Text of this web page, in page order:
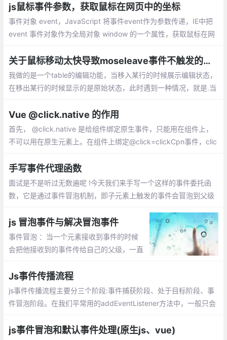
ener() 的第三个参数可以是个对象值了。pa
ssive就是告诉浏览器我可不可以用stopPro
pagation...
js鼠标事件参数，获取鼠标在网页中的坐标
事件对象 event，JavaScript 将事件event作为参数传递，IE中把
event 事件对象作为全局对象 window 的一个属性，获取鼠标在网
关于鼠标移动太快导致moseleave事件不触发的问题
我做的是一个table的编辑功能，当移入某行的时候展示编辑状态，
在移出某行的时候显示的是原始状态，此时遇到一种情况，就是.当
的mouseleave事件压根儿就没有执行。
Vue @click.native 的作用
首先， @click.native 是给组件绑定原生事件，只能用在组件上，
不可以用在原生元素上。在组件上绑定@click=clickCpn事件，clic
手写事件代理函数
面试是不是听过无数遍呢 !今天我们来手写一个这样的事件委托函
数，它是通过事件冒泡机制，即子元素上触发的事件会冒泡到父级
js 冒泡事件与解决冒泡事件
事件冒泡 ：当一个元素接收到事件的时候
会把他接收到的事件传给自己的父级，一直
topPropagation(); window.event.cancelB
ubble=true;
Js事件传播流程
js事件传播流程主要分三个阶段:事件捕获阶段、处于目标阶段、事
件冒泡阶段。在我们平常用的addEventListener方法中，一般只会
行的函数
js事件冒泡和默认事件处理(原生js、vue)